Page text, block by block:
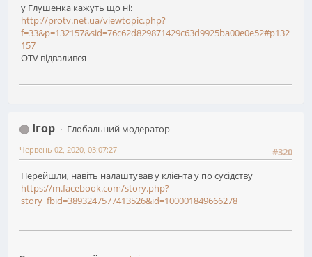
у Глушенка кажуть що ні:
http://protv.net.ua/viewtopic.php?
f=33&p=132157&sid=76c62d829871429c63d9925ba00e0e52#p132
157
OTV відвалився
Ігор
Глобальний модератор
#320
Червень 02, 2020, 03:07:27
Перейшли, навіть налаштував у клієнта у по сусідству
https://m.facebook.com/story.php?
story_fbid=3893247577413526&id=100001849666278